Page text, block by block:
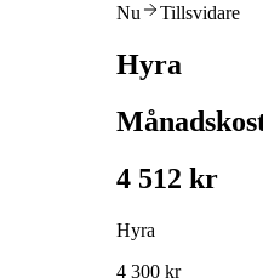
Nu Tillsvidare
Hyra
4 512 kr
Hyra
4 300 kr